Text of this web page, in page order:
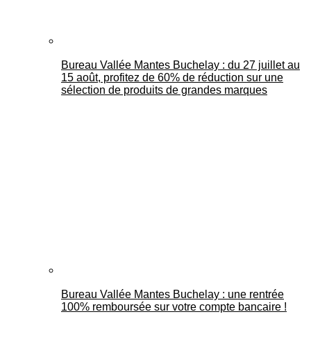
Bureau Vallée Mantes Buchelay : du 27 juillet au
15 août, profitez de 60% de réduction sur une
sélection de produits de grandes marques
Bureau Vallée Mantes Buchelay : une rentrée
100% remboursée sur votre compte bancaire !